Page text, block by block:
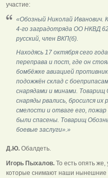
участие:
«Обозный Николай Иванович.
4-го заградотряда ОО НКВД
русский, член ВКП(б).
Находясь 17 октября сего
переправа и пост, где он
бомбёжке авиацией
подожжён склад с
снарядами и минами.
снаряды рвались, бросился их
смелости и отваге его,
были спасены. Товарищ
боевые заслуги».»
Д.Ю. Обалдеть.
Игорь Пыхалов. То есть опять
которые снимают наши нынешние